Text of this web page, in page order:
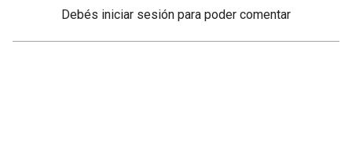
Debés iniciar sesión para poder comentar